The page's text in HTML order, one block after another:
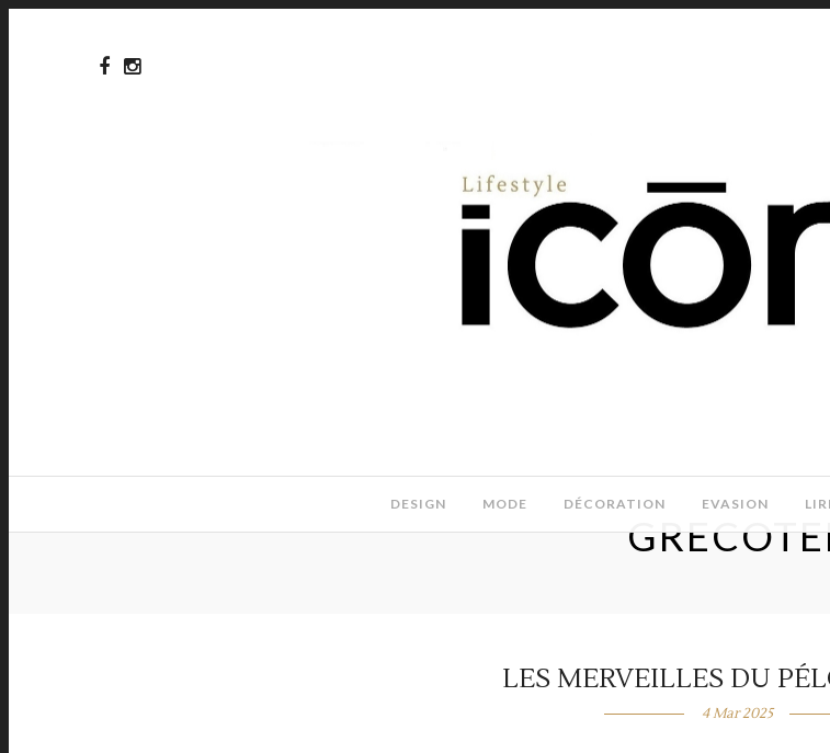
DESIGN MODE DÉCORATION EVASION
LES MERVEILLES DU
4 Mar 2025